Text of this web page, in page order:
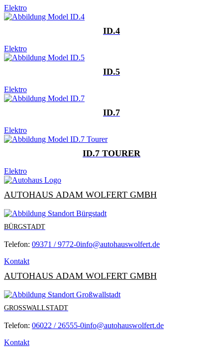
Elektro
ID.4
Elektro
ID.5
Elektro
ID.7
Elektro
ID.7 TOURER
Elektro
AUTOHAUS ADAM WOLFERT GMBH
BÜRGSTADT
Telefon: 09371 / 9772-0info@autohauswolfert.de
Kontakt
AUTOHAUS ADAM WOLFERT GMBH
GROSSWALLSTADT
Telefon: 06022 / 26555-0info@autohauswolfert.de
Kontakt